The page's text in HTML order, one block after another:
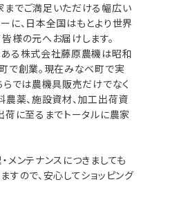
でご満足いただける幅広い
に、日本全国はもとより世界
様の元へお届けします。
ある株式会社藤原農機は昭和
で創業。現在みなべ町で実
らでは農機具販売だけでなく
農薬、施設資材、加工出荷資
荷に至るまでトータルに農家
メンテナンスにつきましても
すので、安心してショッピング